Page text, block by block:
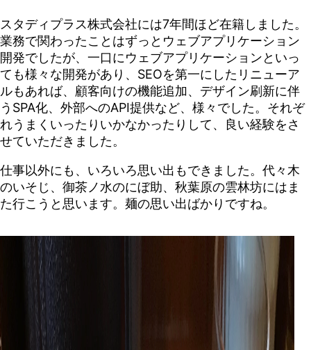
スタディプラス株式会社には7年間ほど在籍しました。
業務で関わったことはずっとウェブアプリケーション
開発でしたが、一口にウェブアプリケーションといっ
ても様々な開発があり、SEOを第一にしたリニューア
ルもあれば、顧客向けの機能追加、デザイン刷新に伴
うSPA化、外部へのAPI提供など、様々でした。それぞ
れうまくいったりいかなかったりして、良い経験をさ
せていただきました。
仕事以外にも、いろいろ思い出もできました。代々木
のいそじ、御茶ノ水のにぼ助、秋葉原の雲林坊にはま
た行こうと思います。麺の思い出ばかりですね。